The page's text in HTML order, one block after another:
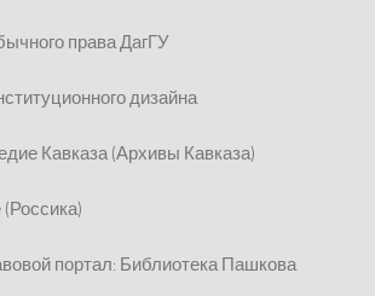
права ДагГУ
дизайна
Кавказа (Архивы Кавказа)
портал: Библиотека Пашкова